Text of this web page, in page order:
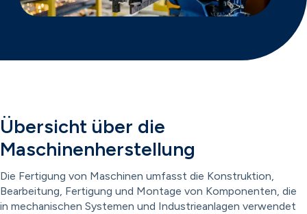
Übersicht über die
Maschinenherstellung
Die Fertigung von Maschinen umfasst die Konstruktion,
Bearbeitung, Fertigung und Montage von Komponenten, die
in mechanischen Systemen und Industrieanlagen verwendet